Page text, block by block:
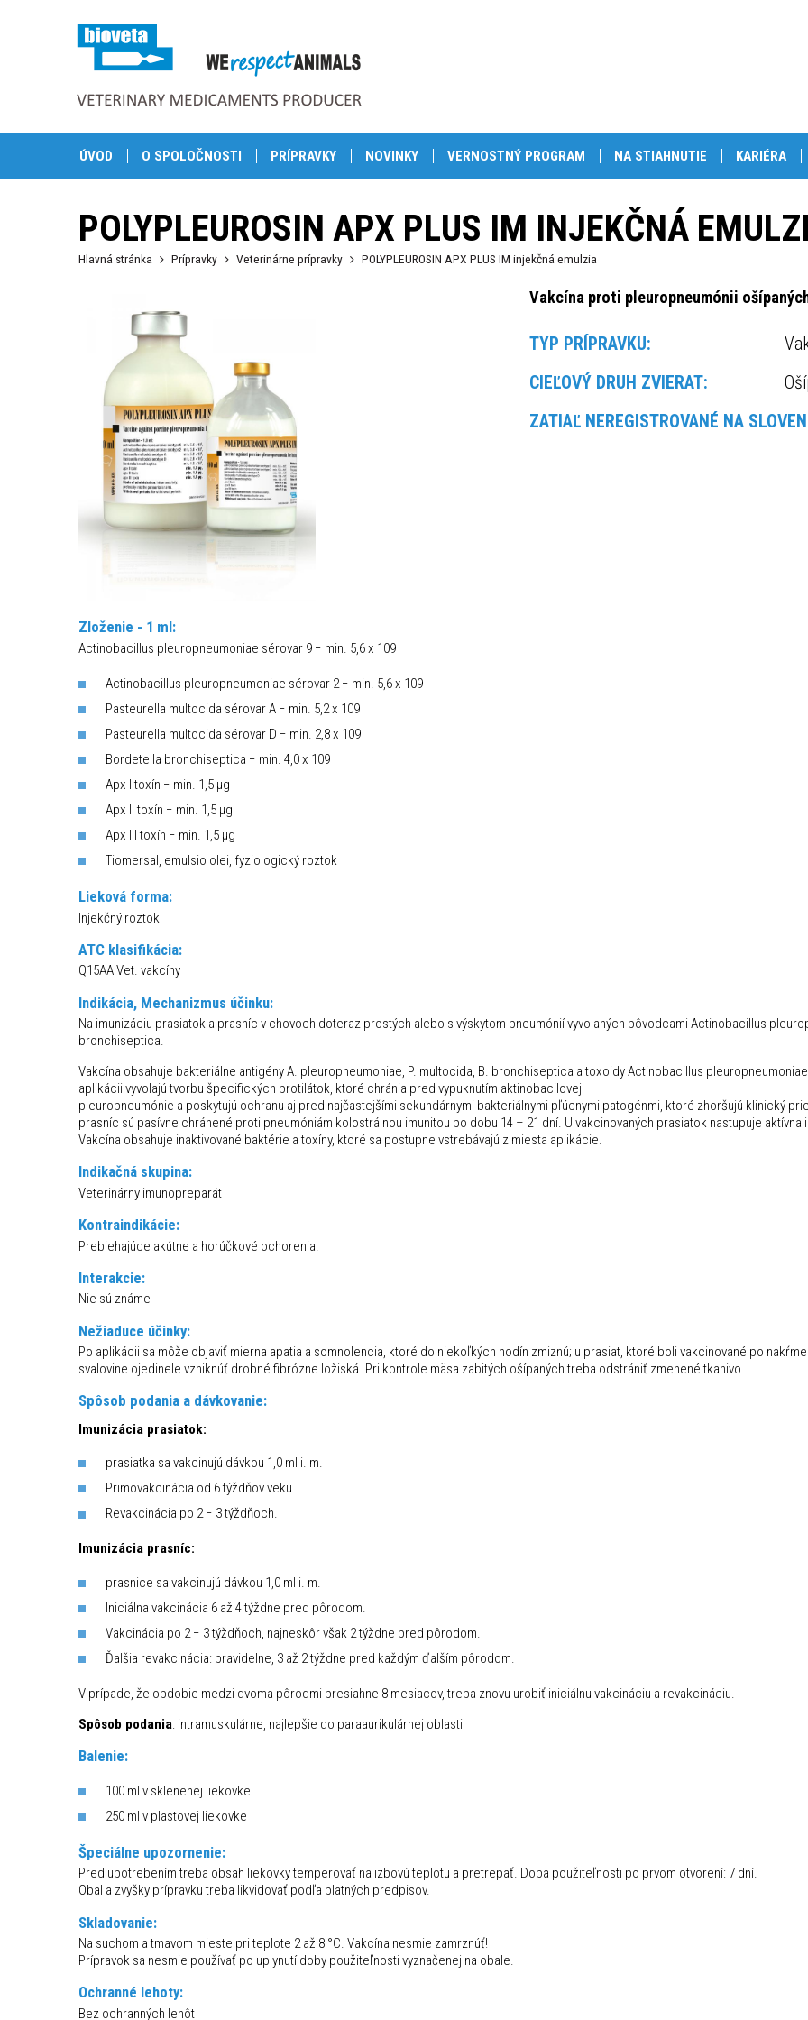
ÚVOD O SPOLOČNOSTI PRÍPRAVKY NOVINKY VERNOSTNÝ PROGRAM NA STIAHNUTIE KARIÉRA
POLYPLEUROSIN APX PLUS IM INJEKČNÁ
Hlavná stránka Prípravky Veterinárne prípravky POLYPLEUROSIN APX PLUS IM injekčná emulzia
Vakcína proti pleuropneumónii
TYP PRÍPRAVKU:
CIEĽOVÝ DRUH ZVIERAT:
ZATIAĽ NEREGISTROVANÉ NA
Zloženie - 1 ml:
Actinobacillus pleuropneumoniae sérovar 9 − min. 5,6 x 109
Actinobacillus pleuropneumoniae sérovar 2 − min. 5,6 x 109
Pasteurella multocida sérovar A − min. 5,2 x 109
Pasteurella multocida sérovar D − min. 2,8 x 109
Bordetella bronchiseptica − min. 4,0 x 109
Apx I toxín − min. 1,5 µg
Apx II toxín − min. 1,5 µg
Apx III toxín − min. 1,5 µg
Tiomersal, emulsio olei, fyziologický roztok
Lieková forma:
Injekčný roztok
ATC klasifikácia:
Q15AA Vet. vakcíny
Indikácia, Mechanizmus účinku:
Na imunizáciu prasiatok a prasníc v chovoch doteraz prostých alebo s výskytom pneumónií vyvolaných pôvodcami Actinobacillus
bronchiseptica.
Vakcína obsahuje bakteriálne antigény A. pleuropneumoniae, P. multocida, B. bronchiseptica a toxoidy Actinobacillus
aplikácii vyvolajú tvorbu špecifických protilátok, ktoré chránia pred vypuknutím aktinobacilovej
pleuropneumónie a poskytujú ochranu aj pred najčastejšími sekundárnymi bakteriálnymi pľúcnymi patogénmi, ktoré zhoršujú klinický
prasníc sú pasívne chránené proti pneumóniám kolostrálnou imunitou po dobu 14 – 21 dní. U vakcinovaných prasiatok nastupuje
Vakcína obsahuje inaktivované baktérie a toxíny, ktoré sa postupne vstrebávajú z miesta aplikácie.
Indikačná skupina:
Veterinárny imunopreparát
Kontraindikácie:
Prebiehajúce akútne a horúčkové ochorenia.
Interakcie:
Nie sú známe
Nežiaduce účinky:
Po aplikácii sa môže objaviť mierna apatia a somnolencia, ktoré do niekoľkých hodín zmiznú; u prasiat, ktoré boli vakcinované po
svalovine ojedinele vzniknúť drobné fibrózne ložiská. Pri kontrole mäsa zabitých ošípaných treba odstrániť zmenené tkanivo.
Spôsob podania a dávkovanie:
Imunizácia prasiatok:
prasiatka sa vakcinujú dávkou 1,0 ml i. m.
Primovakcinácia od 6 týždňov veku.
Revakcinácia po 2 − 3 týždňoch.
Imunizácia prasníc:
prasnice sa vakcinujú dávkou 1,0 ml i. m.
Iniciálna vakcinácia 6 až 4 týždne pred pôrodom.
Vakcinácia po 2 − 3 týždňoch, najneskôr však 2 týždne pred pôrodom.
Ďalšia revakcinácia: pravidelne, 3 až 2 týždne pred každým ďalším pôrodom.
V prípade, že obdobie medzi dvoma pôrodmi presiahne 8 mesiacov, treba znovu urobiť iniciálnu vakcináciu a revakcináciu.
Spôsob podania: intramuskulárne, najlepšie do paraaurikulárnej oblasti
Balenie:
100 ml v sklenenej liekovke
250 ml v plastovej liekovke
Špeciálne upozornenie:
Pred upotrebením treba obsah liekovky temperovať na izbovú teplotu a pretrepať. Doba použiteľnosti po prvom otvorení: 7 dní.
Obal a zvyšky prípravku treba likvidovať podľa platných predpisov.
Skladovanie:
Na suchom a tmavom mieste pri teplote 2 až 8 °C. Vakcína nesmie zamrznúť!
Prípravok sa nesmie používať po uplynutí doby použiteľnosti vyznačenej na obale.
Ochranné lehoty:
Bez ochranných lehôt